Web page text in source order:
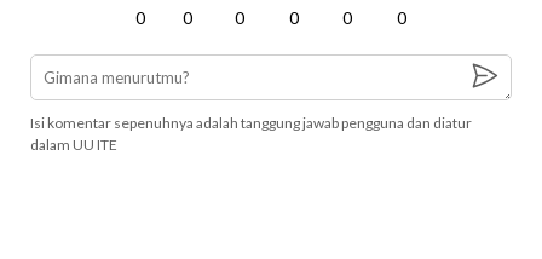
0 0 0 0 0 0
Isi komentar sepenuhnya adalah tanggung jawab pengguna dan diatur
dalam UU ITE